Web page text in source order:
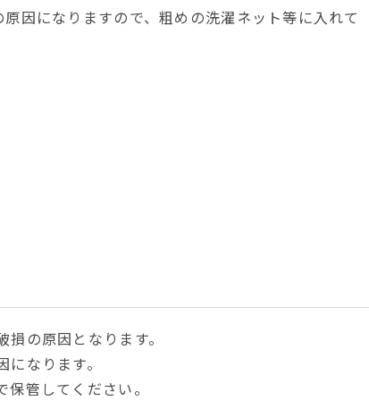
因になりますので、粗めの洗濯ネット等に入れて
の原因となります。
なります。
管してください。